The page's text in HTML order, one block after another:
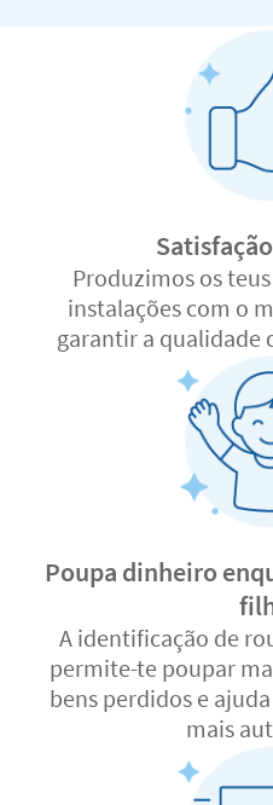
Produzimos os
instalações com o
garantir a qualidade
Poupa dinheiro
A identificação de
permite-te poupar
bens perdidos e
mais